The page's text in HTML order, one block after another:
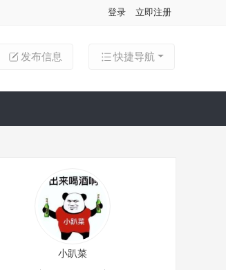
登录 立即注册
快捷导航
发布信息
小趴菜